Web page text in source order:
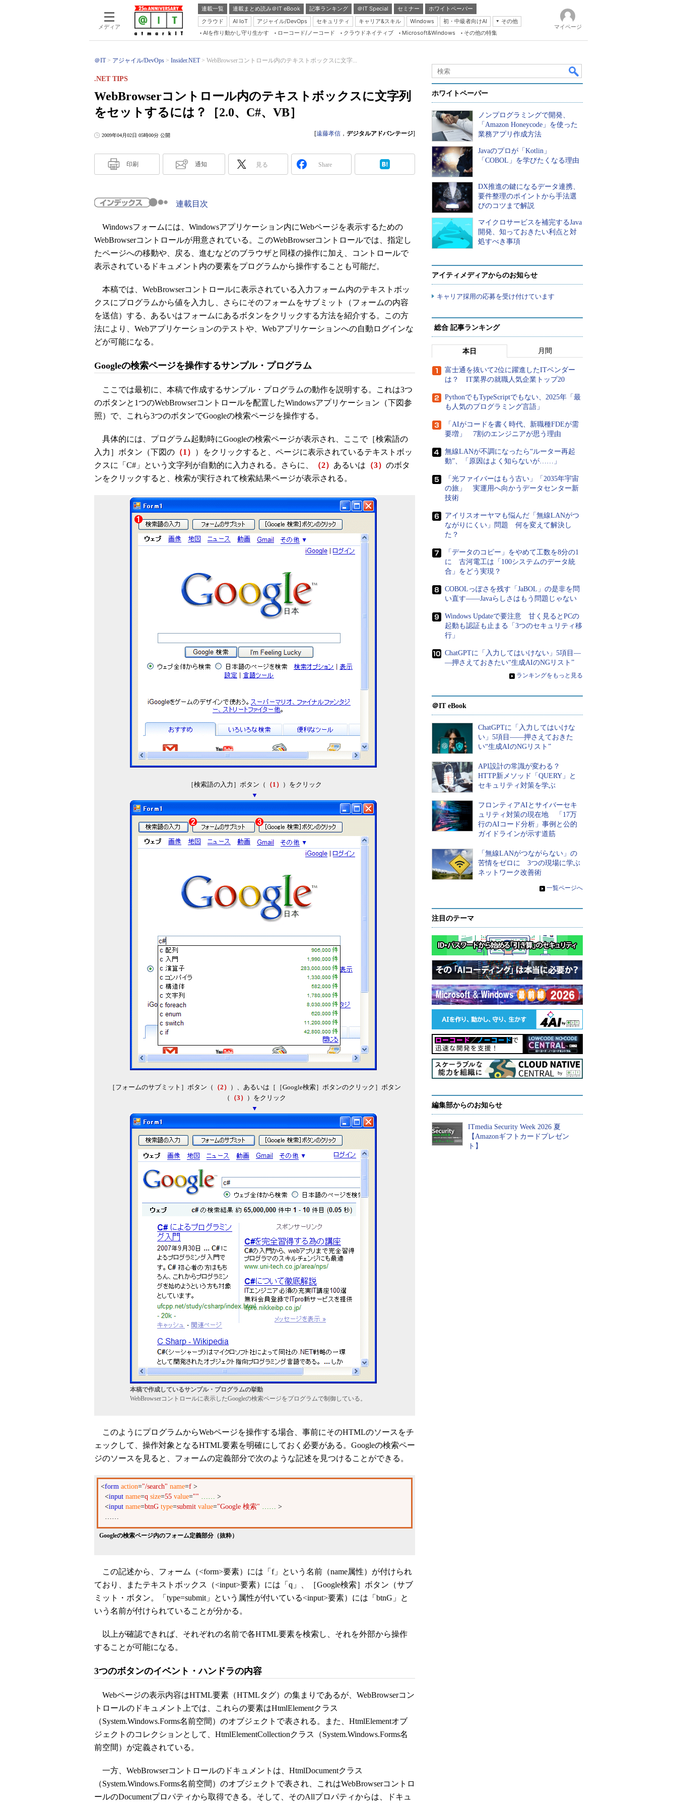
メディア
連載一覧 連載まとめ読み＠IT eBook 記事ランキング ＠IT Special セミナー
ホワイトペーパー
クラウド
AI IoT アジャイル/DevOps セキュリティ キャリア&スキル Windows 初・中級者向けAI
その他
Server & Storage
Java Agile
Database Expert
Linux ＆ OSS
Master of IP Network
Security & Trust
AIを作り動かし守り生かす ローコード/ノーコード クラウドネイティブ Microsoft&Windows その他の特集
マイページ
＠IT アジャイル/DevOps Insider.NET WebBrowserコントロール内のテキストボックスに文字...
WebBrowserコントロール内のテキストボックスに文字列
をセットするには？［2.0、C#、VB］
.NET TIPS
2009年04月02日 05時00分 公開 [遠藤孝信 ， デジタルアドバンテージ]
印刷 通知 見る Share
連載目次
Windowsフォームには、Windowsアプリケーション内にWebページを表示するための
WebBrowserコントロールが用意されている。このWebBrowserコントロールでは、指定し
たページへの移動や、戻る、進むなどのブラウザと同様の操作に加え、コントロールで
表示されているドキュメント内の要素をプログラムから操作することも可能だ。
本稿では、WebBrowserコントロールに表示されている入力フォーム内のテキストボッ
クスにプログラムから値を入力し、さらにそのフォームをサブミット（フォームの内容
を送信）する、あるいはフォームにあるボタンをクリックする方法を紹介する。この方
法により、Webアプリケーションのテストや、Webアプリケーションへの自動ログインな
どが可能になる。
Googleの検索ページを操作するサンプル・プログラム
ここでは最初に、本稿で作成するサンプル・プログラムの動作を説明する。これは3つ
のボタンと1つのWebBrowserコントロールを配置したWindowsアプリケーション（下図参
照）で、これら3つのボタンでGoogleの検索ページを操作する。
具体的には、プログラム起動時にGoogleの検索ページが表示され、ここで［検索語の
入力］ボタン（下図の （1）
）をクリックすると、ページに表示されているテキストボッ
クスに「C#」という文字列が自動的に入力される。さらに、
（2） あるいは （3） のボタ
ンをクリックすると、検索が実行されて検索結果ページが表示される。
［検索語の入力］ボタン（ （1）
）をクリック
▼
［フォームのサブミット］ボタン（ （2）
）、あるいは［［Google検索］ボタンのクリック］ボタン
（ （3）
）をクリック
▼
本稿で作成しているサンプル・プログラムの挙動
WebBrowserコントロールに表示したGoogleの検索ページをプログラムで制御している。
このようにプログラムからWebページを操作する場合、事前にそのHTMLのソースをチ
ェックして、操作対象となるHTML要素を明確にしておく必要がある。Googleの検索ペー
ジのソースを見ると、フォームの定義部分で次のような記述を見つけることができる。
<form action="/search" name=f >
<input name=q size=55 value="" …… >
<input name=btnG type=submit value="Google 検索" …… >
……
Googleの検索ページ内のフォーム定義部分（抜粋）
この記述から、フォーム（<form>要素）には「f」という名前（name属性）が付けられ
ており、またテキストボックス（<input>要素）には「q」、［Google検索］ボタン（サブ
ミット・ボタン。「type=submit」という属性が付いている<input>要素）には「btnG」と
いう名前が付けられていることが分かる。
以上が確認できれば、それぞれの名前で各HTML要素を検索し、それを外部から操作
することが可能になる。
3つのボタンのイベント・ハンドラの内容
Webページの表示内容はHTML要素（HTMLタグ）の集まりであるが、WebBrowserコン
トロールのドキュメント上では、これらの要素はHtmlElementクラス
（System.Windows.Forms名前空間）のオブジェクトで表される。また、HtmlElementオブ
ジェクトのコレクションとして、HtmlElementCollectionクラス（System.Windows.Forms名
前空間）が定義されている。
一方、WebBrowserコントロールのドキュメントは、HtmlDocumentクラス
（System.Windows.Forms名前空間）のオブジェクトで表され、これはWebBrowserコントロ
ールのDocumentプロパティから取得できる。そして、そのAllプロパティからは、ドキュ
ホワイトペーパー
ノンプログラミングで開発、
「Amazon Honeycode」を使った
業務アプリ作成方法
Javaのプロが「Kotlin」
「COBOL」を学びたくなる理由
DX推進の鍵になるデータ連携、
要件整理のポイントから手法選
びのコツまで解説
マイクロサービスを補完するJava
開発、知っておきたい利点と対
処すべき事項
アイティメディアからのお知らせ
キャリア採用の応募を受け付けています
総合 記事ランキング
本日 月間
富士通を抜いて2位に躍進したITベンダー
は？ IT業界の就職人気企業トップ20
PythonでもTypeScriptでもない、2025年「最
も人気のプログラミング言語」
「AIがコードを書く時代、新職種FDEが需
要増」 7割のエンジニアが思う理由
無線LANが不調になったら“ルーター再起
動”、「原因はよく知らないが……」
「光ファイバーはもう古い」「2035年宇宙
の旅」 実運用へ向かうデータセンター新
技術
アイリスオーヤマも悩んだ「無線LANがつ
ながりにくい」問題 何を変えて解決し
た？
「データのコピー」をやめて工数を8分の1
に 古河電工は「100システムのデータ統
合」をどう実現？
COBOLっぽさを残す「JaBOL」の是非を問
い直す――Javaらしさはもう問題じゃない
Windows Updateで要注意 甘く見るとPCの
起動も認証も止まる「3つのセキュリティ移
行」
ChatGPTに「入力してはいけない」5項目―
―押さえておきたい“生成AIのNGリスト”
» ランキングをもっと見る
＠IT eBook
ChatGPTに「入力してはいけな
い」5項目――押さえておきた
い“生成AIのNGリスト”
API設計の常識が変わる？
HTTP新メソッド「QUERY」と
セキュリティ対策を学ぶ
フロンティアAIとサイバーセキ
ュリティ対策の現在地 「17万
行のAIコード分析」事例と公的
ガイドラインが示す道筋
「無線LANがつながらない」の
苦情をゼロに 3つの現場に学ぶ
ネットワーク改善術
» 一覧ページへ
注目のテーマ
編集部からのお知らせ
ITmedia Security Week 2026 夏
【Amazonギフトカードプレゼン
ト】